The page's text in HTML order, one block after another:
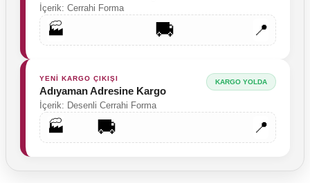
İçerik: Cerrahi Forma
🏭 🚚 📍
YENİ KARGO ÇIKIŞI
Adıyaman Adresine Kargo
İçerik: Desenli Cerrahi Forma
KARGO YOLDA
🏭 🚚 📍